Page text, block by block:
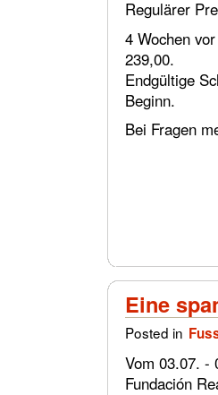
Regulärer
4 Wochen
239,00.
Endgültige
Beginn.
Bei Fragen
Eine
Posted in
Vom 03.07. -
Fundación